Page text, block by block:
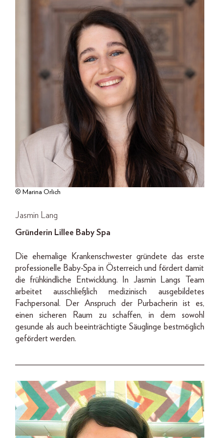
© Marina Orlich
Jasmin Lang
Gründerin Lillee Baby Spa
Die ehemalige Krankenschwester gründete das erste
professionelle Baby-Spa in Österreich und fördert damit
die frühkindliche Entwicklung. In Jasmin Langs Team
arbeitet ausschließlich medizinisch ausgebildetes
Fachpersonal. Der Anspruch der Purbacherin ist es,
einen sicheren Raum zu schaffen, in dem sowohl
gesunde als auch beeinträchtigte Säuglinge bestmöglich
gefördert werden.
___________________________________________